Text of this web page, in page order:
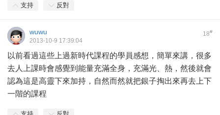
支持 反對
18#
wuwu
2013-10-9 17:39:04
以前看過這些上過新時代課程的學員感想，簡單來講，很多
去人上課時會感覺到能量充滿全身，充滿光、熱，然後就會
認為這是高靈下來加持，自然而然就把銀子掏出來再去上下
一階的課程